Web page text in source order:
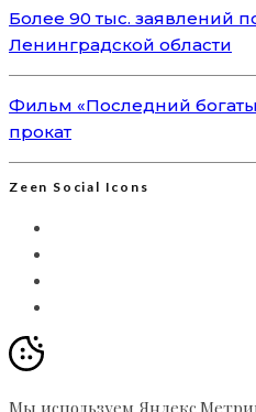
Более 90 тыс. заявлений
Ленинградской области
Фильм «Последний
прокат
Zeen Social Icons